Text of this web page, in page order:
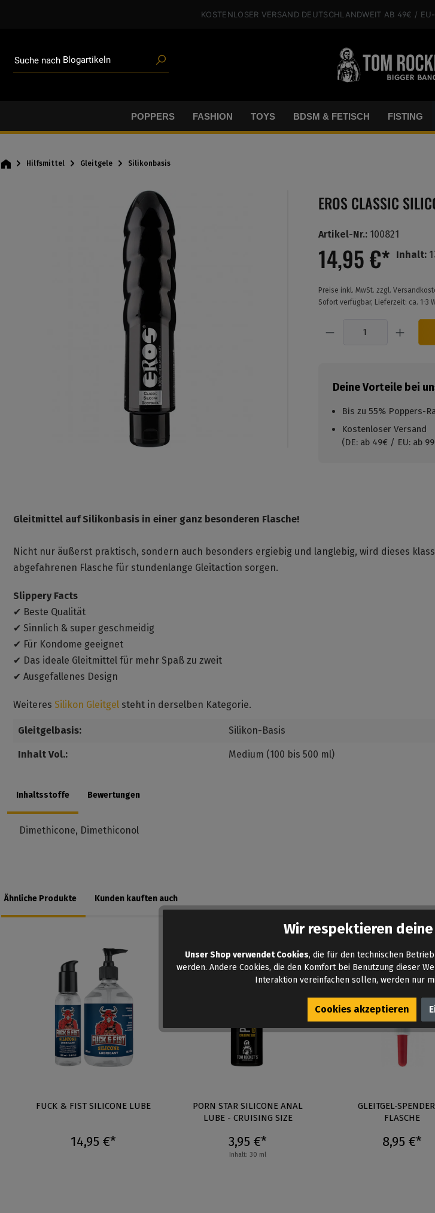
KOSTENLOSER VERSANDDEUTSCHLANDWEIT AB 49€ /
POPPERS FASHION TOYS BDSM & FETISCH FISTING
Hilfsmittel Gleitgele Silikonbasis
EROS CLASSIC
Artikel-Nr.: 100821
14,95 €* Inhalt:
Preise inkl. MwSt. zzgl.
Sofort verfügbar, Lieferzeit: ca. 1-3
Deine Vorteile bei
Bis zu 55% Poppers-
Kostenloser Versand
(DE: ab 49€ / EU: ab
Gleitmittel auf Silikonbasis in einer ganz besonderen Flasche!
Nicht nur äußerst praktisch, sondern auch besonders ergiebig und langlebig, wird dieses
abgefahrenen Flasche für stundenlange Gleitaction sorgen.
Slippery Facts
✔ Beste Qualität
✔ Sinnlich & super geschmeidig
✔ Für Kondome geeignet
✔ Das ideale Gleitmittel für mehr Spaß zu zweit
✔ Ausgefallenes Design
Weiteres Silikon Gleitgel steht in derselben Kategorie.
Gleitgelbasis: Silikon-Basis
Inhalt Vol.: Medium (100 bis 500 ml)
Inhaltsstoffe Bewertungen
Dimethicone, Dimethiconol
Ähnliche Produkte Kunden kauften auch
FUCK & FIST SILICONE LUBE
14,95 €*
PORN STAR SILICONE ANAL
LUBE - CRUISING SIZE
3,95 €*
Inhalt: 30 ml
GLEITGEL-
FLASCHE
8,95 €*
Wir respektieren
Unser Shop verwendet Cookies, die für den technischen
werden. Andere Cookies, die den Komfort bei Benutzung dieser
Interaktion vereinfachen sollen, werden nur
Cookies akzeptieren
Suche nach Marken
Gleitgel